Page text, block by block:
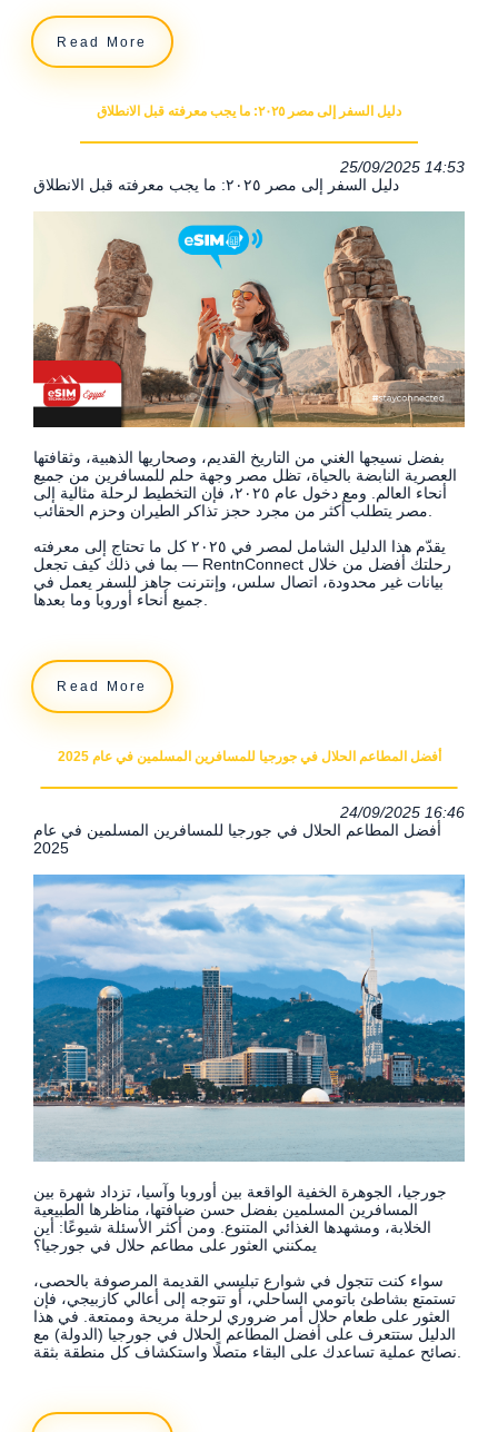
Read More
دليل السفر إلى مصر ٢٠٢٥: ما يجب معرفته قبل الانطلاق
25/09/2025 14:53
دليل السفر إلى مصر ٢٠٢٥: ما يجب معرفته قبل الانطلاق
بفضل نسيجها الغني من التاريخ القديم، وصحاريها الذهبية، وثقافتها
العصرية النابضة بالحياة، تظل مصر وجهة حلم للمسافرين من جميع
أنحاء العالم. ومع دخول عام ٢٠٢٥، فإن التخطيط لرحلة مثالية إلى
مصر يتطلب أكثر من مجرد حجز تذاكر الطيران وحزم الحقائب.
يقدّم هذا الدليل الشامل لمصر في ٢٠٢٥ كل ما تحتاج إلى معرفته
— بما في ذلك كيف تجعل RentnConnect رحلتك أفضل من خلال
بيانات غير محدودة، اتصال سلس، وإنترنت جاهز للسفر يعمل في
جميع أنحاء أوروبا وما بعدها.
Read More
أفضل المطاعم الحلال في جورجيا للمسافرين المسلمين في عام 2025
24/09/2025 16:46
أفضل المطاعم الحلال في جورجيا للمسافرين المسلمين في عام
2025
جورجيا، الجوهرة الخفية الواقعة بين أوروبا وآسيا، تزداد شهرة بين
المسافرين المسلمين بفضل حسن ضيافتها، مناظرها الطبيعية
الخلابة، ومشهدها الغذائي المتنوع. ومن أكثر الأسئلة شيوعًا: أين
يمكنني العثور على مطاعم حلال في جورجيا؟
سواء كنت تتجول في شوارع تبليسي القديمة المرصوفة بالحصى،
تستمتع بشاطئ باتومي الساحلي، أو تتوجه إلى أعالي كازبيجي، فإن
العثور على طعام حلال أمر ضروري لرحلة مريحة وممتعة. في هذا
الدليل ستتعرف على أفضل المطاعم الحلال في جورجيا (الدولة) مع
نصائح عملية تساعدك على البقاء متصلًا واستكشاف كل منطقة بثقة.